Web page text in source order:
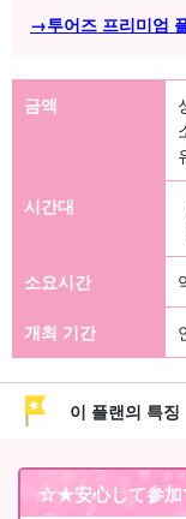
→투어즈 프리미엄
금액
시간대
소요시간
개최 기간
이 플랜의 특징
☆★安心して参